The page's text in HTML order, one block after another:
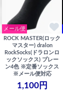
メール便
ROCK MASTER(ロック
マスター) dralon
RockSocks(ドラロンロ
ックソックス) プレー
ン4色 ※定番ソックス
※メール便対応
1,100円